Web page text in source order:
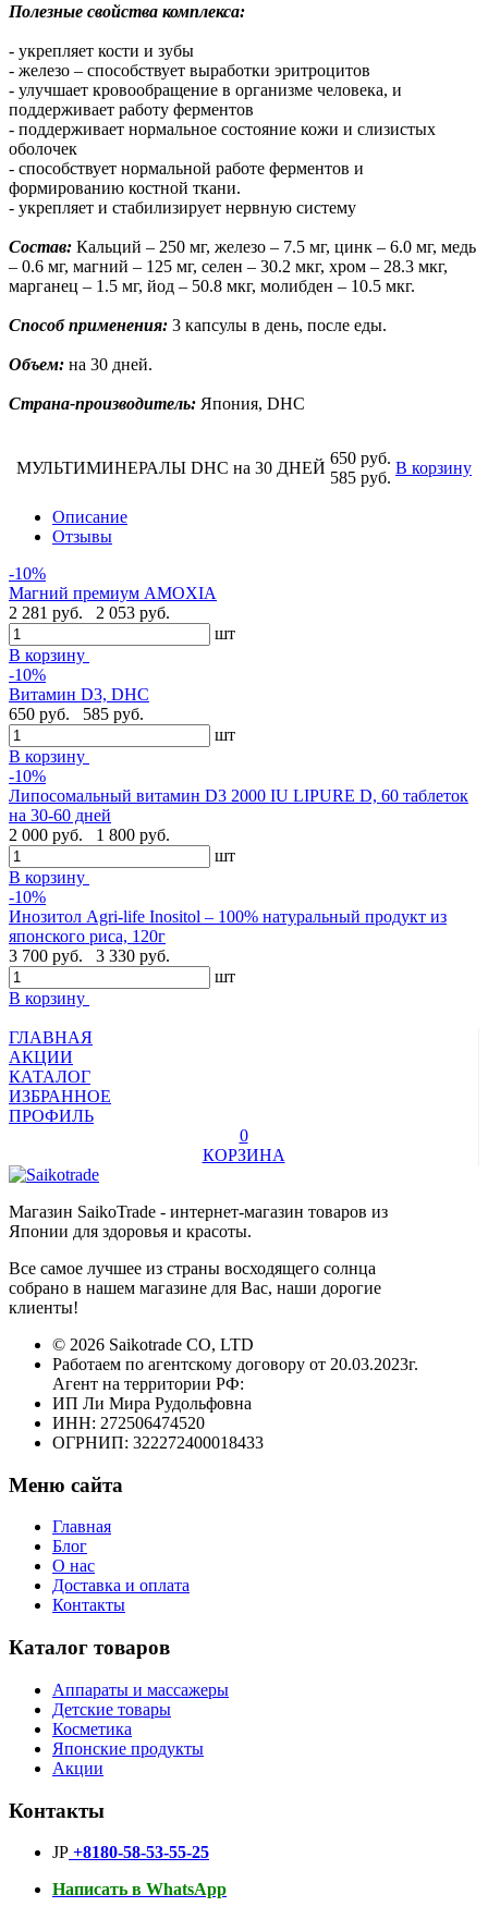
Полезные свойства комплекса:
- укрепляет кости и зубы
- железо – способствует выработки эритроцитов
- улучшает кровообращение в организме человека, и
поддерживает работу ферментов
- поддерживает нормальное состояние кожи и слизистых
оболочек
- способствует нормальной работе ферментов и
формированию костной ткани.
- укрепляет и стабилизирует нервную систему
Состав: Кальций – 250 мг, железо – 7.5 мг, цинк – 6.0 мг, медь
– 0.6 мг, магний – 125 мг, селен – 30.2 мкг, хром – 28.3 мкг,
марганец – 1.5 мг, йод – 50.8 мкг, молибден – 10.5 мкг.
Способ применения: 3 капсулы в день, после еды.
Объем: на 30 дней.
Страна-производитель: Япония, DHC
МУЛЬТИМИНЕРАЛЫ DHC на 30 ДНЕЙ
650 руб.
585 руб.
В корзину
Описание
Отзывы
-10%
Магний премиум AMOXIA
2 281 руб.
2 053 руб.
шт
В корзину
-10%
Витамин D3, DHC
650 руб.
585 руб.
шт
В корзину
-10%
Липосомальный витамин D3 2000 IU LIPURE D, 60 таблеток
на 30-60 дней
2 000 руб.
1 800 руб.
шт
В корзину
-10%
Инозитол Agri-life Inositol – 100% натуральный продукт из
японского риса, 120г
3 700 руб.
3 330 руб.
шт
В корзину
ГЛАВНАЯ
АКЦИИ
КАТАЛОГ
ИЗБРАННОЕ
ПРОФИЛЬ
0
КОРЗИНА
Магазин SaikoTrade - интернет-магазин товаров из
Японии для здоровья и красоты.
Все самое лучшее из страны восходящего солнца
собрано в нашем магазине для Вас, наши дорогие
клиенты!
© 2026 Saikotrade CO, LTD
Работаем по агентскому договору от 20.03.2023г.
Агент на территории РФ:
ИП Ли Мира Рудольфовна
ИНН: 272506474520
ОГРНИП: 322272400018433
Меню сайта
Главная
Блог
О нас
Доставка и оплата
Контакты
Каталог товаров
Аппараты и массажеры
Детские товары
Косметика
Японские продукты
Акции
Контакты
JP +8180-58-53-55-25
Написать в WhatsApp